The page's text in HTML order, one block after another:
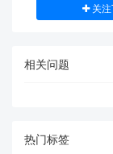
关
相关问题
热门标签